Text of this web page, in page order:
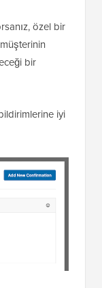
özel bir
bir
iyi